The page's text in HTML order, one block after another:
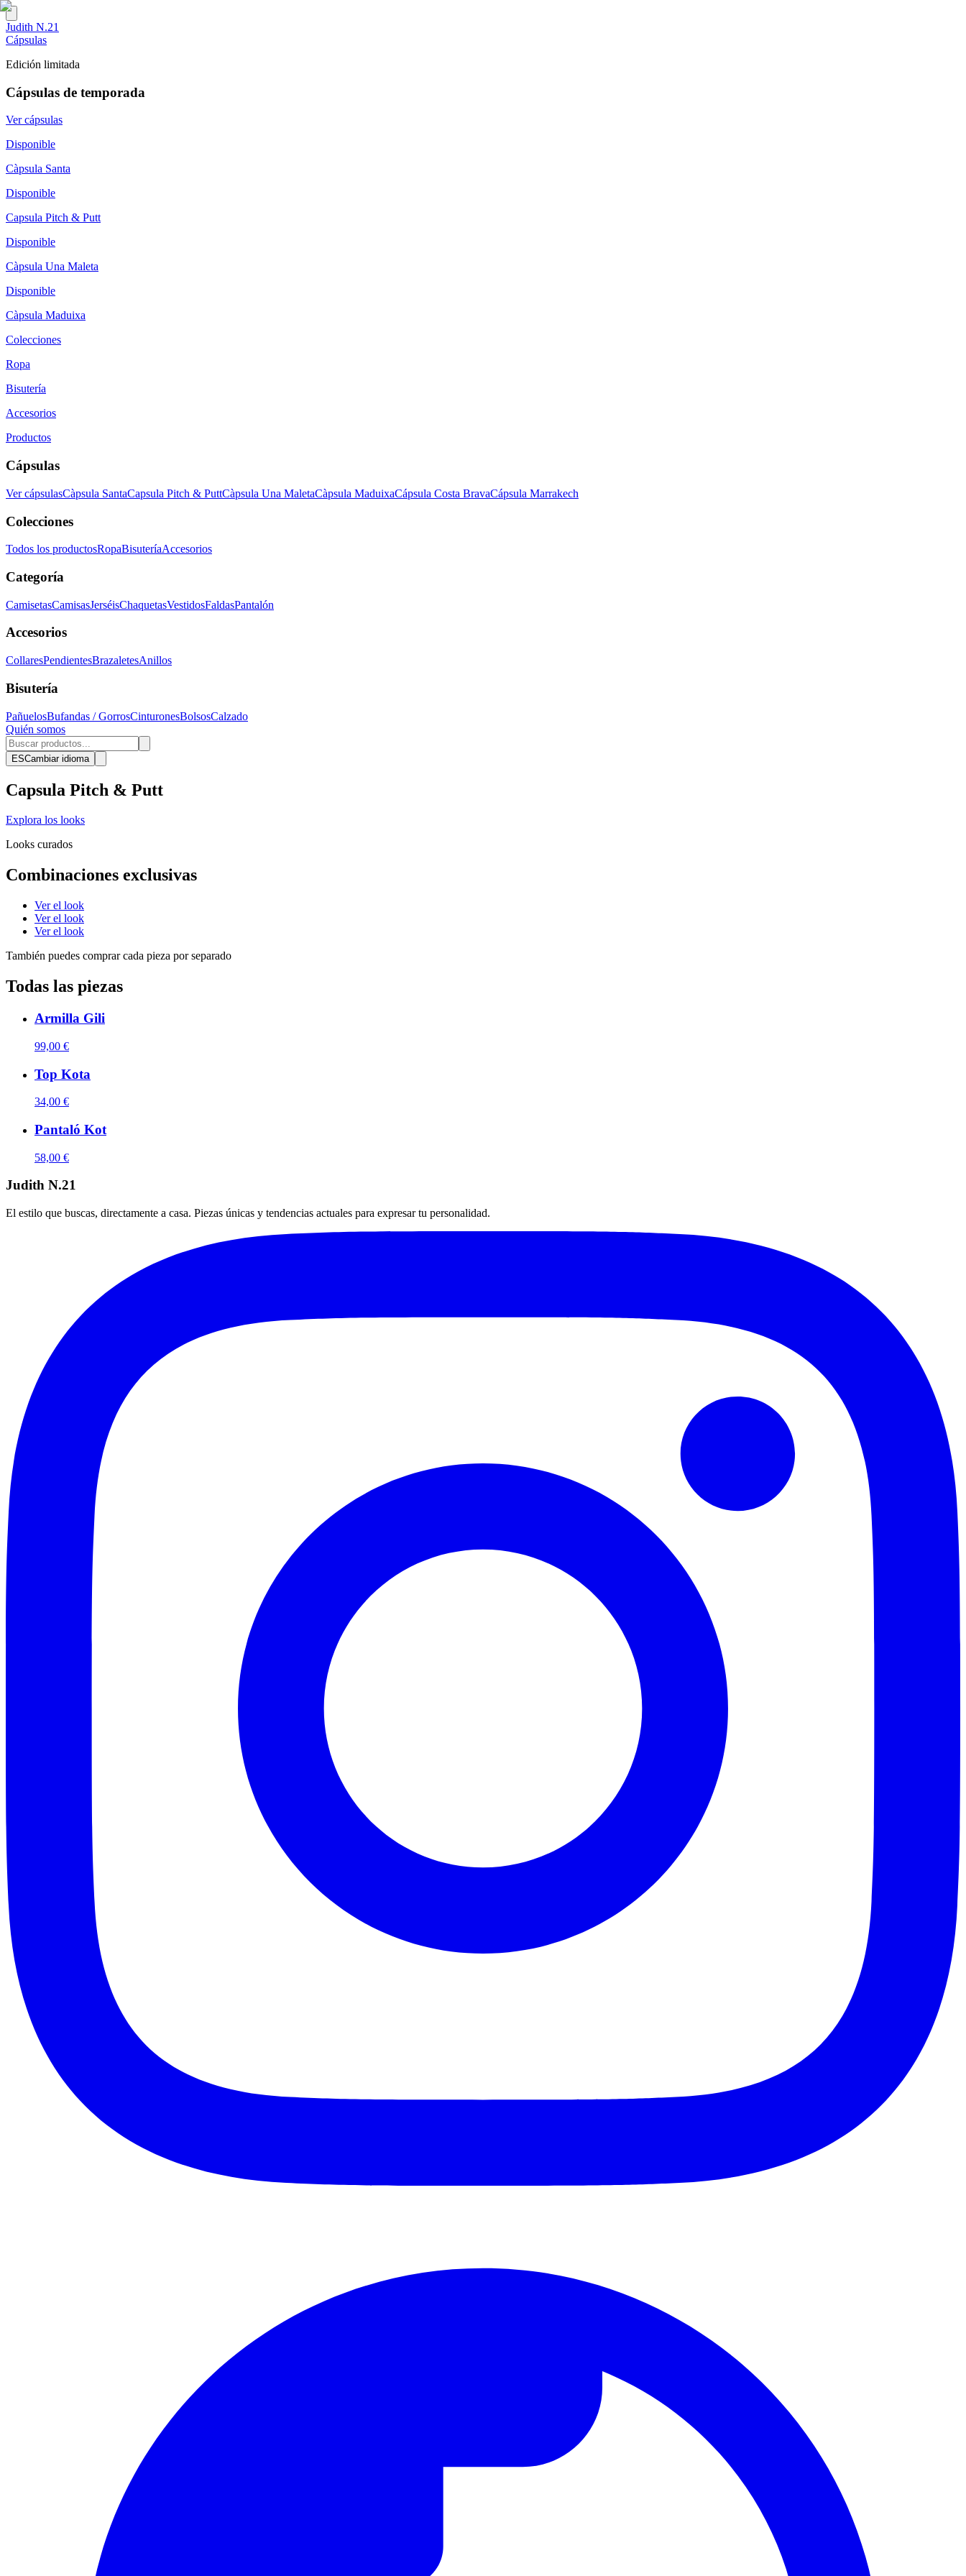
Judith N.21
Cápsulas
Edición limitada
Cápsulas de temporada
Ver cápsulas
Disponible
Càpsula Santa
Disponible
Capsula Pitch & Putt
Disponible
Càpsula Una Maleta
Disponible
Càpsula Maduixa
Colecciones
Ropa
Bisutería
Accesorios
Productos
Cápsulas
Ver cápsulasCàpsula SantaCapsula Pitch & PuttCàpsula Una MaletaCàpsula MaduixaCápsula Costa BravaCápsula Marrakech
Colecciones
Todos los productosRopaBisuteríaAccesorios
Categoría
CamisetasCamisasJerséisChaquetasVestidosFaldasPantalón
Accesorios
CollaresPendientesBrazaletesAnillos
Bisutería
PañuelosBufandas / GorrosCinturonesBolsosCalzado
Quién somos
ESCambiar idioma
Capsula Pitch & Putt
Explora los looks
Looks curados
Combinaciones exclusivas
Ver el look
Ver el look
Ver el look
También puedes comprar cada pieza por separado
Todas las piezas
Armilla Gili
99,00 €
Top Kota
34,00 €
Pantaló Kot
58,00 €
Judith N.21
El estilo que buscas, directamente a casa. Piezas únicas y tendencias actuales para expresar tu personalidad.